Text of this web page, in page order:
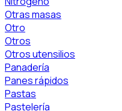
Otras masas
Otro
Otros
Otros utensilios
Panadería
Panes rápidos
Pastas
Pastelería